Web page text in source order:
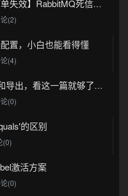
【延时任务处理、订单失效】RabbitMQ死信队列实现
(2)
置，小白也能看得懂
(4)
Java实现Excel导入和导出，看这一篇就够了(珍藏版)
(0)
的区别
(0)
激活方案
(0)